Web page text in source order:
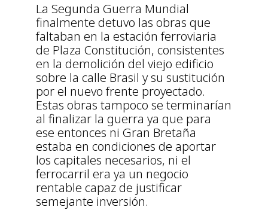
La Segunda Guerra Mundial
finalmente detuvo las obras que
faltaban en la estación ferroviaria
de Plaza Constitución, consistentes
en la demolición del viejo edificio
sobre la calle Brasil y su sustitución
por el nuevo frente proyectado.
Estas obras tampoco se terminarían
al finalizar la guerra ya que para
ese entonces ni Gran Bretaña
estaba en condiciones de aportar
los capitales necesarios, ni el
ferrocarril era ya un negocio
rentable capaz de justificar
semejante inversión.